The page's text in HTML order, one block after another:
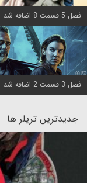
فصل 5 قسمت 8 اضافه شد
فصل 3 قسمت 2 اضافه شد
جدیدترین تریلر ها